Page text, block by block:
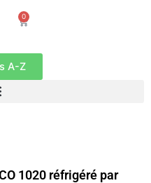
0
Panier
A-Z
1020 réfrigéré par